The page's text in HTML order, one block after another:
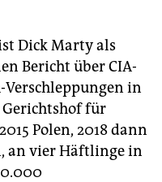
Dick Marty als
Bericht über CIA-
Verschleppungen in
Gerichtshof für
Polen, 2018 dann
an vier Häftlinge in